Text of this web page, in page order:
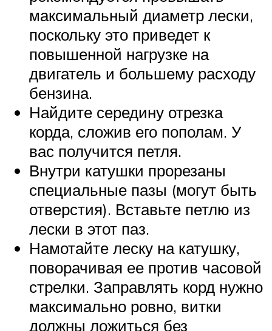
максимальный диаметр лески,
поскольку это приведет к
повышенной нагрузке на
двигатель и большему расходу
бензина.
Найдите середину отрезка
корда, сложив его пополам. У
вас получится петля.
Внутри катушки прорезаны
специальные пазы (могут быть
отверстия). Вставьте петлю из
лески в этот паз.
Намотайте леску на катушку,
поворачивая ее против часовой
стрелки. Заправлять корд нужно
максимально ровно, витки
должны ложиться без